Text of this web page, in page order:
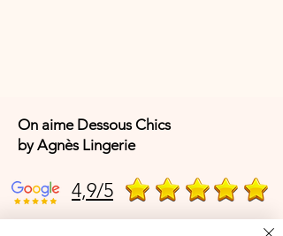
On aime Dessous Chics
by Agnès Lingerie
4,9/5